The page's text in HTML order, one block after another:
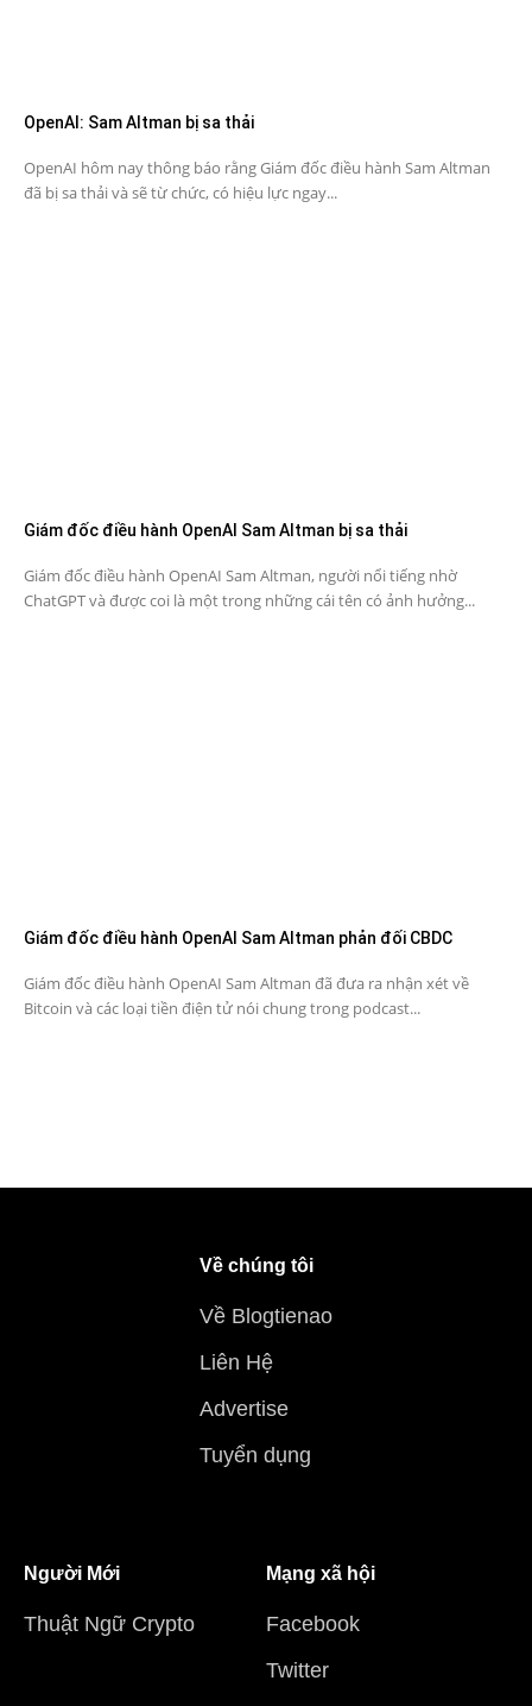
OpenAI: Sam Altman bị sa thải
OpenAI hôm nay thông báo rằng Giám đốc điều hành Sam Altman
đã bị sa thải và sẽ từ chức, có hiệu lực ngay...
Giám đốc điều hành OpenAI Sam Altman bị sa thải
Giám đốc điều hành OpenAI Sam Altman, người nổi tiếng nhờ
ChatGPT và được coi là một trong những cái tên có ảnh hưởng...
Giám đốc điều hành OpenAI Sam Altman phản đối CBDC
Giám đốc điều hành OpenAI Sam Altman đã đưa ra nhận xét về
Bitcoin và các loại tiền điện tử nói chung trong podcast...
Về chúng tôi
Về Blogtienao
Liên Hệ
Advertise
Tuyển dụng
Người Mới
Thuật Ngữ Crypto
Mạng xã hội
Facebook
Twitter